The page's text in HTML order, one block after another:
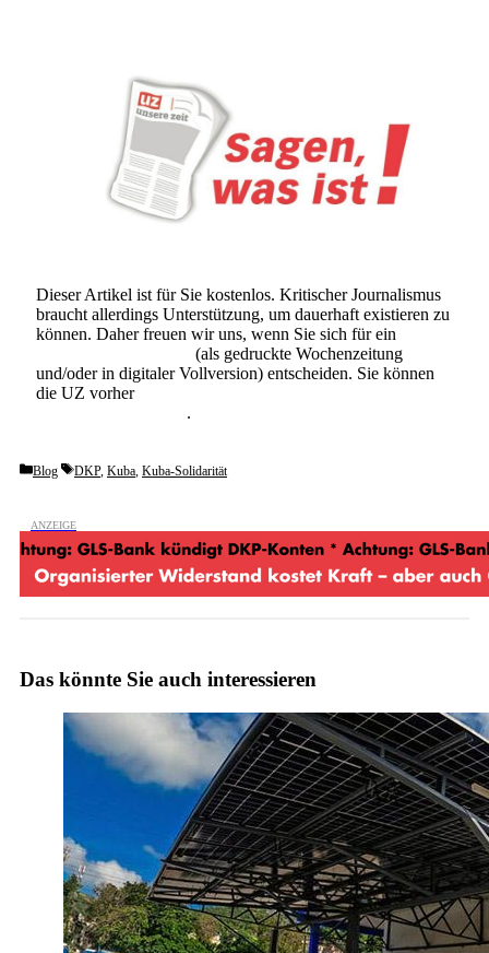
Dieser Artikel ist für Sie kostenlos. Kritischer Journalismus
braucht allerdings Unterstützung, um dauerhaft existieren zu
können. Daher freuen wir uns, wenn Sie sich für ein
(als gedruckte Wochenzeitung
und/oder in digitaler Vollversion) entscheiden. Sie können
die UZ vorher
.
Categories
Blog Tags
DKP, Kuba, Kuba-Solidarität
Das könnte Sie auch interessieren